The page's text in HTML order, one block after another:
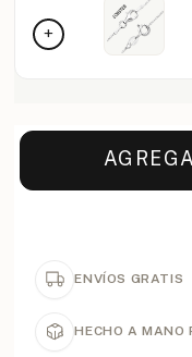
ENVÍOS GRATIS
HECHO A MANO